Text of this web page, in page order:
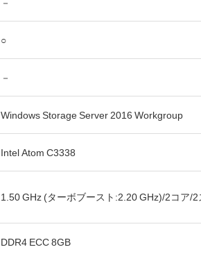
○
－
Windows Storage Server 2016 Workgroup
Intel Atom C3338
1.50 GHz (ターボブースト:2.20 GHz)/2コア/
DDR4 ECC 8GB